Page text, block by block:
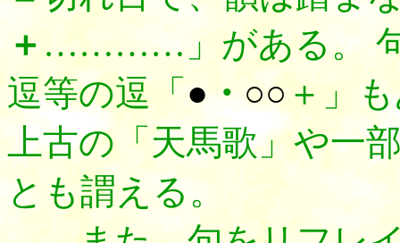
＋…………」がある。 句
逗等の逗「●・○○＋」
上古の「天馬歌」や一
とも謂える。